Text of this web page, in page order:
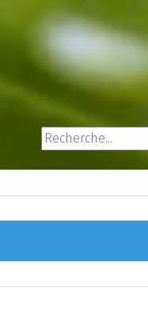
Rechercher